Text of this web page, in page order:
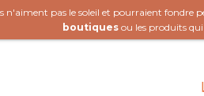
n'aiment pas le soleil et pourraient fondre
boutiques ou les produits